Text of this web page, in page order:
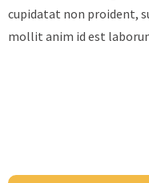
cupidatat non proident,
mollit anim id est